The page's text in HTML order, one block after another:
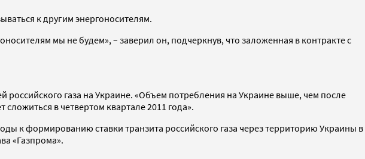
к другим энергоносителям.
мы не будем», – заверил он, подчеркнув, что заложенная в контракте с
российского газа на Украине. «Объем потребления на Украине выше, чем после
в четвертом квартале 2011 года».
к формированию ставки транзита российского газа через территорию Украины в
«Газпрома».